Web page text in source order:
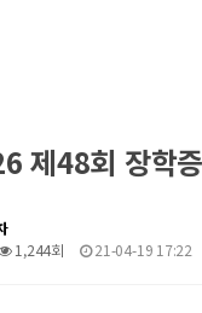
제48회 장학
1,244회 21-04-19 17:22